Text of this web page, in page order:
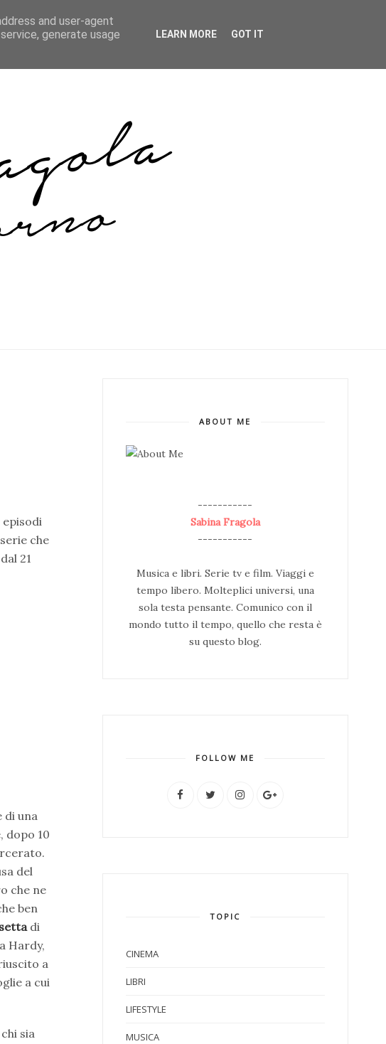
che
21
di una
dopo 10
del
che ne
ben
di
Hardy,
a
a cui
sia
ABOUT ME
-----------
Sabina Fragola
-----------
Musica e libri. Serie tv e film. Viaggi e
tempo libero. Molteplici universi, una
sola testa pensante. Comunico con il
mondo tutto il tempo, quello che resta è
su questo blog.
FOLLOW ME
TOPIC
CINEMA
LIBRI
LIFESTYLE
MUSICA
and user-agent
generate usage
LEARN MORE GOT IT